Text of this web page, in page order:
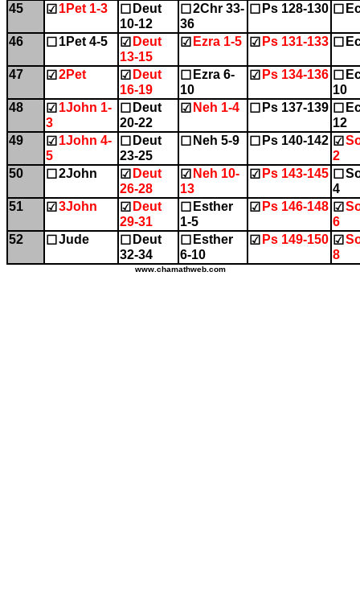
45 ☑ 1Pet 1-3 ☐ Deut
10-12
☐ 2Chr 33-
36
☐ Ps 128-130 ☐
46 ☐ 1Pet 4-5 ☑ Deut
13-15
☑ Ezra 1-5 ☑ Ps 131-133 ☐
47 ☑ 2Pet ☑ Deut
16-19
☐ Ezra 6-
10
☑ Ps 134-136 ☐
10
48
☑ 1John 1-
3
☐ Deut
20-22
☑ Neh 1-4 ☐ Ps 137-139 ☐
12
49
☑ 1John 4-
5
☐ Deut
23-25
☐ Neh 5-9 ☐ Ps 140-142 ☑
2
50
☐ 2John ☑ Deut
26-28
☑ Neh 10-
13
☑ Ps 143-145 ☐
4
51
☑ 3John ☑ Deut
29-31
☐ Esther
1-5
☑ Ps 146-148 ☑
6
52
☐ Jude ☐ Deut
32-34
☐ Esther
6-10
☑ Ps 149-150 ☑
8
www.chamathweb.com